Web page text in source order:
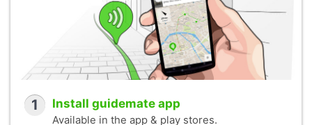
1 Install guidemate app
Available in the app & play stores.